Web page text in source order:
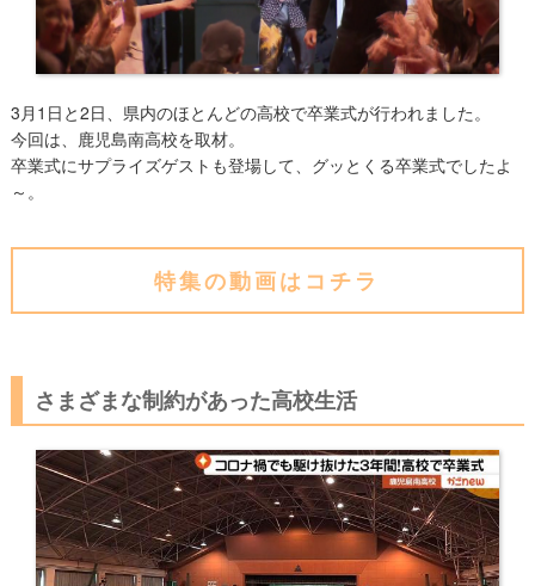
3月1日と2日、県内のほとんどの高校で卒業式が行われました。
今回は、鹿児島南高校を取材。
卒業式にサプライズゲストも登場して、グッとくる卒業式でしたよ
～。
特集の動画はコチラ
さまざまな制約があった高校生活